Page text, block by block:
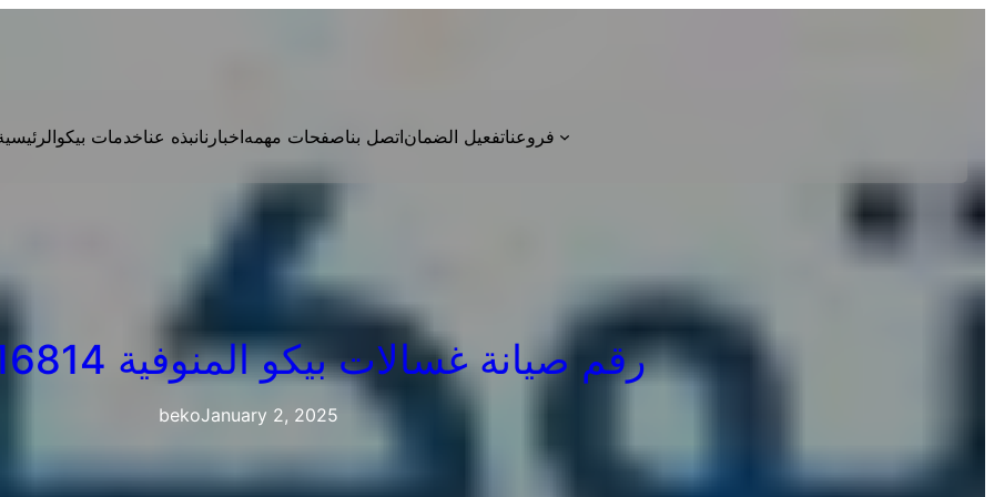
خدمات بيكونبذه عنااخبارناصفحات مهمهاتصل بناتفعيل الضمانفروعنا
رقم صيانة غسالات بيكو المنوفية 01010916814
bekoJanuary 2, 2025